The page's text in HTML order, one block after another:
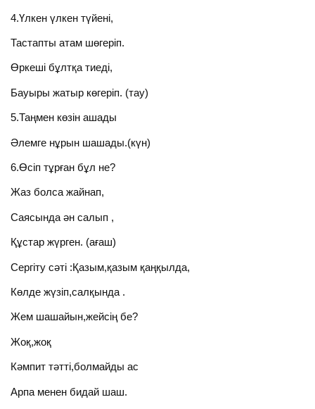
4.Үлкен үлкен түйені,
Тастапты атам шөгеріп.
Өркеші бұлтқа тиеді,
Бауыры жатыр көгеріп. (тау)
5.Таңмен көзін ашады
Әлемге нұрын шашады.(күн)
6.Өсіп тұрған бұл не?
Жаз болса жайнап,
Саясында ән салып ,
Құстар жүрген. (ағаш)
Сергіту сәті :Қазым,қазым қаңқылда,
Көлде жүзіп,салқында .
Жем шашайын,жейсің бе?
Жоқ,жоқ
Кәмпит тәтті,болмайды ас
Арпа менен бидай шаш.